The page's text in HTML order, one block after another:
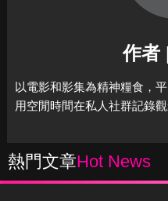
作者
以電影和影集為精神糧食，
用空閒時間在私人社群記錄觀
熱門文章Hot News